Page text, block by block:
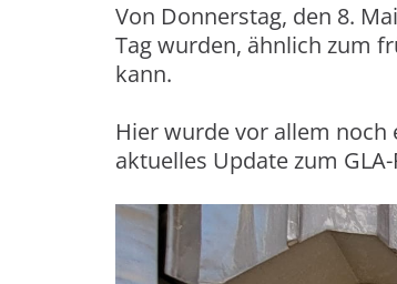
Von Donnerstag, den 8.
Tag wurden, ähnlich zum
kann.
Hier wurde vor allem
aktuelles Update zum